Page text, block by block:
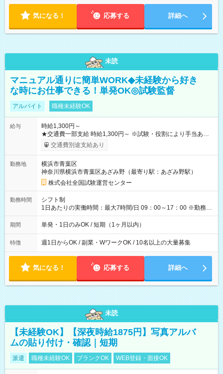
気になる！ 応募する 詳細へ
未読
マニュアル通りに簡単WORK◆未経験から好き
な時にお仕事できる！単発OK◎試験監督
アルバイト 職種未経験OK
給与
時給1,300円～
★交通費一部支給 時給1,300円～ ※試験・役割により手当あり
※勤務回数により昇給あり 【即給（前払い）オプションあ
り！】 希望される場合、勤務から1週間ほどで給与の一部を受け
例】 ・河合塾模擬試験 8:30～17:30（休憩1時間） 時給1,300円
×8時間＝日収10,400円＋交通費 ※当日の役割により時給＋100
円の場合あり ・国家試験 7:00～13:30（休憩なし） 時給1,300
円（役割手当＋100円）×6時間＝日収8,400円＋交通費 【試用期
間】試用期間なし
交通費別途支給あり
勤務地
横浜市青葉区
神奈川県横浜市青葉区あざみ野（最寄り駅：あざみ野駅）
株式会社全国試験運営センター
勤務時間
シフト制
1日あたりの実働時間：最大7時間/日 09：00～17：00 ※勤務時
間は 試験により異なります。
期間 単発・1日のみOK / 短期（1ヶ月以内）
特徴 週1日からOK / 副業・WワークOK / 10名以上の大量募集
気になる！ 応募する 詳細へ
未読
【未経験OK】【深夜時給1875円】写真アルバ
ムの貼り付け・確認｜短期
派遣 職種未経験OK ブランクOK WEB登録・面接OK